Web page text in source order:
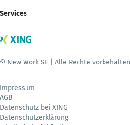
Services
© New Work SE | Alle Rechte vorbehalten
Impressum
AGB
Datenschutz bei XING
Datenschutzerklärung